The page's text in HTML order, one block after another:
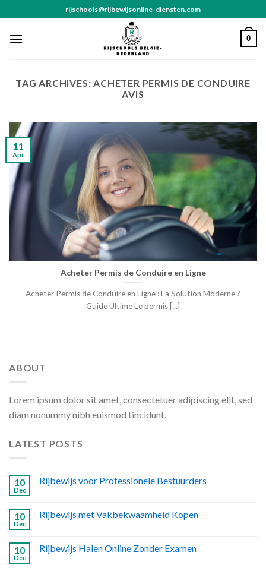
to
content
rijschools@rijbewijsonline-diensten.com
0
TAG ARCHIVES:ACHETER PERMIS DE CONDUIRE
AVIS
Acheter Permis de Conduire en Ligne
Acheter Permis de Conduire en Ligne : La Solution Moderne ?
Guide Ultime Le permis [...]
11
Apr
ABOUT
Lorem ipsum dolor sit amet, consectetuer adipiscing elit, sed
diam nonummy nibh euismod tincidunt.
LATEST POSTS
10
Dec
Rijbewijs voor Professionele Bestuurders
10
Dec
Rijbewijs met Vakbekwaamheid Kopen
10
Dec
Rijbewijs Halen Online Zonder Examen